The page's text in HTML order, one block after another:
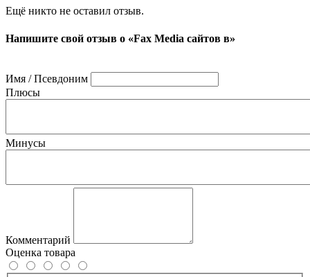
Ещё никто не оставил отзыв.
Напишите свой отзыв о «Fax Media сайтов в»
Имя / Псевдоним
Плюсы
Минусы
Комментарий
Оценка товара